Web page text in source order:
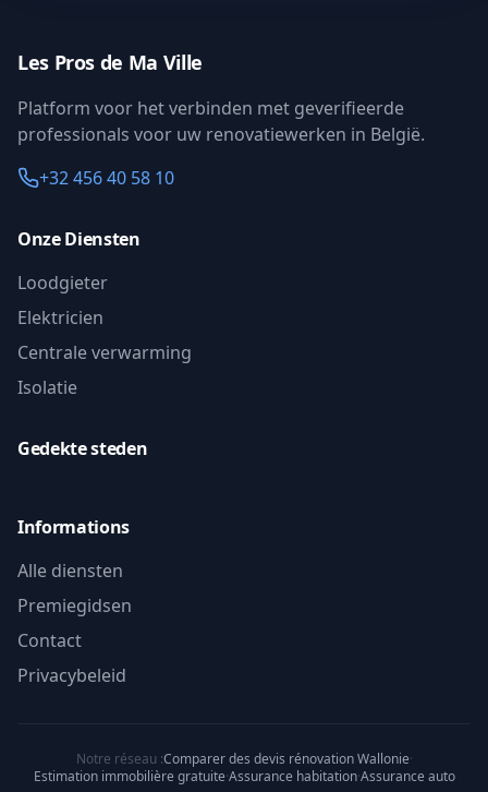
Les Pros de Ma Ville
Platform voor het verbinden met geverifieerde
professionals voor uw renovatiewerken in België.
+32 456 40 58 10
Onze Diensten
Loodgieter
Elektricien
Centrale verwarming
Isolatie
Gedekte steden
Informations
Alle diensten
Premiegidsen
Contact
Privacybeleid
Notre réseau :Comparer des devis rénovation Wallonie·
Estimation immobilière gratuite·Assurance habitation·Assurance auto